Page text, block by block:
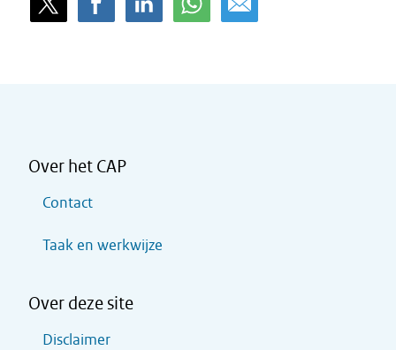
Over het CAP
Contact
Taak en werkwijze
Over deze site
Disclaimer